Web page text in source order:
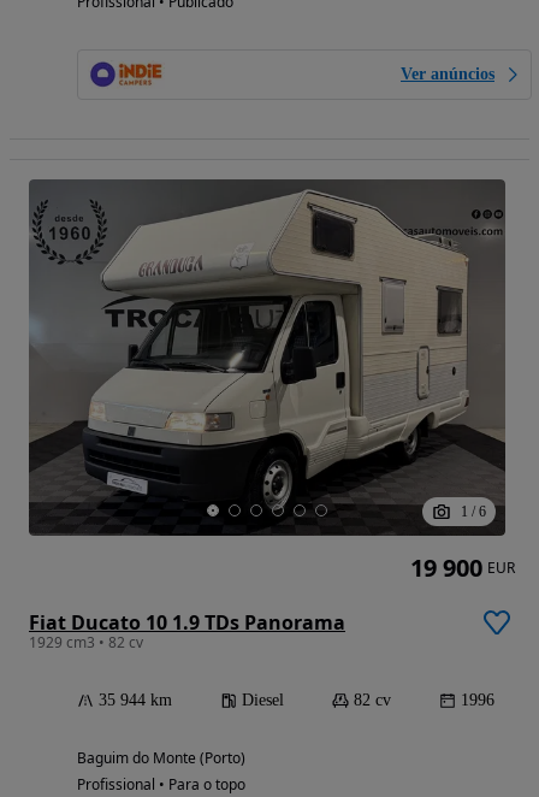
Ver anúncios
1 / 6
Fiat Ducato 10 1.9 TDs Panorama
1929 cm3 • 82 cv
35 944 km Diesel 82 cv 1996
Baguim do Monte (Porto)
Profissional • Para o topo
19 900 EUR